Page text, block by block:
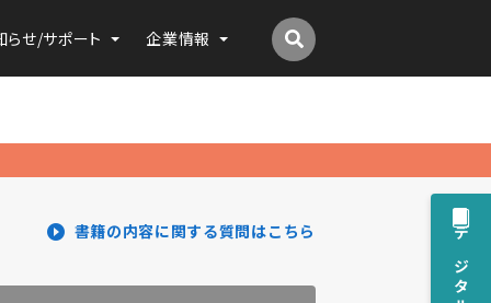
らせ/サポート 企業情報
書籍の内容に関する質問はこちら